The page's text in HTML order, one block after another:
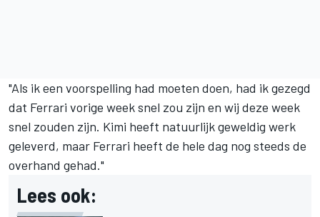
"Als ik een voorspelling had moeten doen, had ik gezegd
dat Ferrari vorige week snel zou zijn en wij deze week
snel zouden zijn. Kimi heeft natuurlijk geweldig werk
geleverd, maar Ferrari heeft de hele dag nog steeds de
overhand gehad."
Lees ook: